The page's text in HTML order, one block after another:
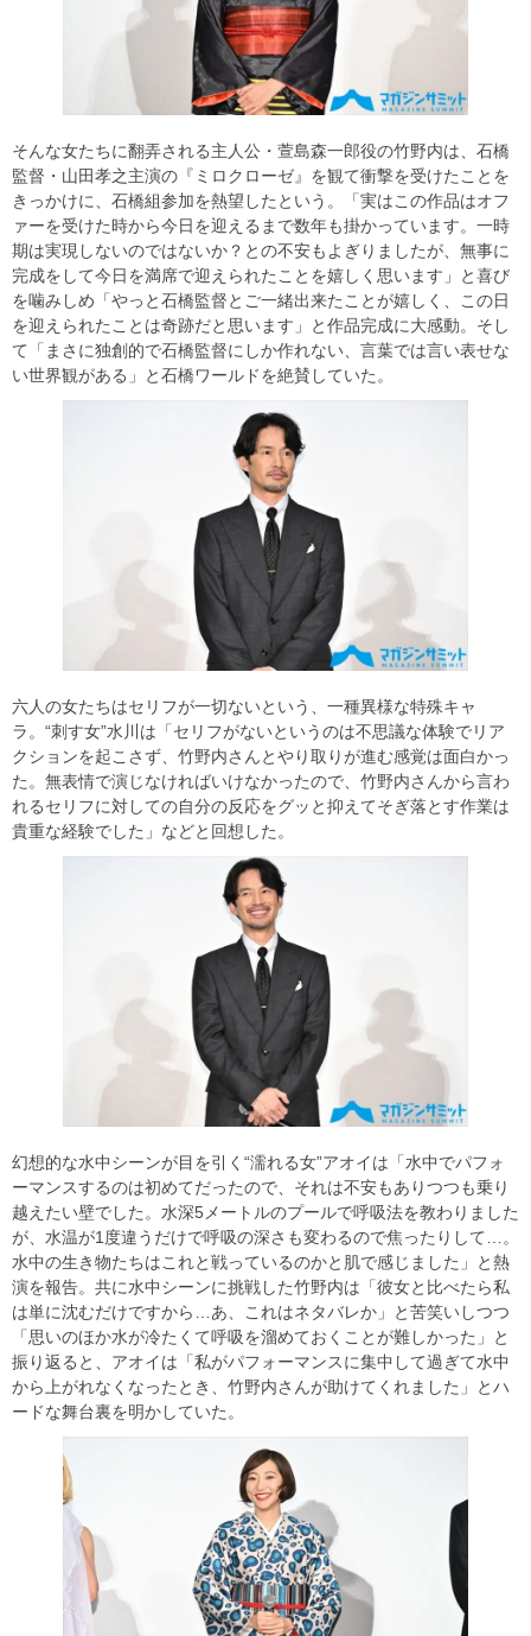
そんな女たちに翻弄される主人公・萱島森一郎役の竹野内は、石橋
監督・山田孝之主演の『ミロクローゼ』を観て衝撃を受けたことを
きっかけに、石橋組参加を熱望したという。「実はこの作品はオフ
ァーを受けた時から今日を迎えるまで数年も掛かっています。一時
期は実現しないのではないか？との不安もよぎりましたが、無事に
完成をして今日を満席で迎えられたことを嬉しく思います」と喜び
を噛みしめ「やっと石橋監督とご一緒出来たことが嬉しく、この日
を迎えられたことは奇跡だと思います」と作品完成に大感動。そし
て「まさに独創的で石橋監督にしか作れない、言葉では言い表せな
い世界観がある」と石橋ワールドを絶賛していた。
六人の女たちはセリフが一切ないという、一種異様な特殊キャ
ラ。“刺す女”水川は「セリフがないというのは不思議な体験でリア
クションを起こさず、竹野内さんとやり取りが進む感覚は面白かっ
た。無表情で演じなければいけなかったので、竹野内さんから言わ
れるセリフに対しての自分の反応をグッと抑えてそぎ落とす作業は
貴重な経験でした」などと回想した。
幻想的な水中シーンが目を引く“濡れる女”アオイは「水中でパフォ
ーマンスするのは初めてだったので、それは不安もありつつも乗り
越えたい壁でした。水深5メートルのプールで呼吸法を教わりました
が、水温が1度違うだけで呼吸の深さも変わるので焦ったりして…。
水中の生き物たちはこれと戦っているのかと肌で感じました」と熱
演を報告。共に水中シーンに挑戦した竹野内は「彼女と比べたら私
は単に沈むだけですから…あ、これはネタバレか」と苦笑いしつつ
「思いのほか水が冷たくて呼吸を溜めておくことが難しかった」と
振り返ると、アオイは「私がパフォーマンスに集中して過ぎて水中
から上がれなくなったとき、竹野内さんが助けてくれました」とハ
ードな舞台裏を明かしていた。